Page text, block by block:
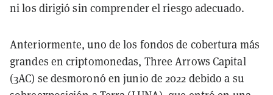
ni los dirigió sin comprender el riesgo adecuado.
Anteriormente, uno de los fondos de cobertura más
grandes en criptomonedas, Three Arrows Capital
(3AC) se desmoronó en junio de 2022 debido a su